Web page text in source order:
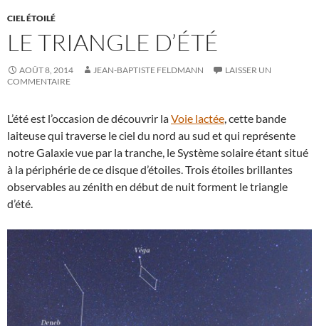
CIEL ÉTOILÉ
LE TRIANGLE D’ÉTÉ
AOÛT 8, 2014 JEAN-BAPTISTE FELDMANN
LAISSER UN
COMMENTAIRE
L’été est l’occasion de découvrir laVoie lactée, cette bande
laiteuse qui traverse le ciel du nord au sud et qui représente
notre Galaxie vue par la tranche, le Système solaire étant situé
à la périphérie de ce disque d’étoiles. Trois étoiles brillantes
observables au zénith en début de nuit forment le triangle
d’été.